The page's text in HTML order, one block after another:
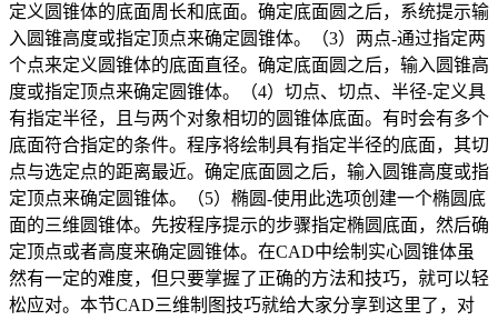
定义圆锥体的底面周长和底面。确定底面圆之后，系统提示输
入圆锥高度或指定顶点来确定圆锥体。（3）两点-通过指定两
个点来定义圆锥体的底面直径。确定底面圆之后，输入圆锥高
度或指定顶点来确定圆锥体。（4）切点、切点、半径-定义具
有指定半径，且与两个对象相切的圆锥体底面。有时会有多个
底面符合指定的条件。程序将绘制具有指定半径的底面，其切
点与选定点的距离最近。确定底面圆之后，输入圆锥高度或指
定顶点来确定圆锥体。（5）椭圆-使用此选项创建一个椭圆底
面的三维圆锥体。先按程序提示的步骤指定椭圆底面，然后确
定顶点或者高度来确定圆锥体。在CAD中绘制实心圆锥体虽
然有一定的难度，但只要掌握了正确的方法和技巧，就可以轻
松应对。本节CAD三维制图技巧就给大家分享到这里了，对